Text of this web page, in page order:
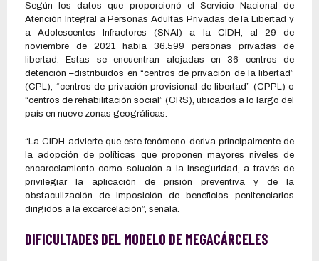
Según los datos que proporcionó el Servicio Nacional de
Atención Integral a Personas Adultas Privadas de la Libertad y
a Adolescentes Infractores (SNAI) a la CIDH, al 29 de
noviembre de 2021 había 36.599 personas privadas de
libertad. Estas se encuentran alojadas en 36 centros de
detención –distribuidos en “centros de privación de la libertad”
(CPL), “centros de privación provisional de libertad” (CPPL) o
“centros de rehabilitación social” (CRS), ubicados a lo largo del
país en nueve zonas geográficas.
“La CIDH advierte que este fenómeno deriva principalmente de
la adopción de políticas que proponen mayores niveles de
encarcelamiento como solución a la inseguridad, a través de
privilegiar la aplicación de prisión preventiva y de la
obstaculización de imposición de beneficios penitenciarios
dirigidos a la excarcelación”, señala.
DIFICULTADES DEL MODELO DE MEGACÁRCELES